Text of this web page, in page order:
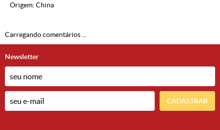
Origem: China
Carregando comentários ...
Newsletter
CADASTRAR